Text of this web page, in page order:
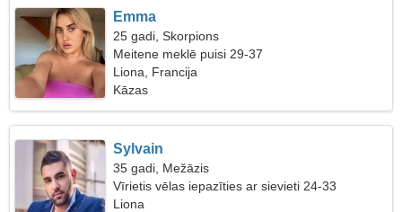
Emma
25 gadi, Skorpions
Meitene meklē puisi 29-37
Liona, Francija
Kāzas
Sylvain
35 gadi, Mežāzis
Vīrietis vēlas iepazīties ar sievieti 24-33
Liona